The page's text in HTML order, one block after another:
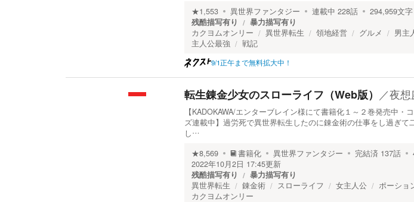
★1,553 異世界ファンタジー 連載中 228話 294,959文字
残酷描写有り
暴力描写有り
カクヨムオンリー
異世界転生 領地経営 グルメ 男主
主人公最強
戦記
9/1正午まで無料拡大中！
転生錬金少女のスローライフ（Web版） ／夜想
【KADOKAWA/エンターブレイン様にて書籍化１～２巻発売中・
ズ連載中】過労死で異世界転生したのに錬金術の仕事をし過ぎて
し…
★8,569 書籍化 異世界ファンタジー 完結済 137話
2022年10月2日 17:45更新
残酷描写有り
暴力描写有り
異世界転生
錬金術 スローライフ 女主人公 ポーショ
カクヨムオンリー